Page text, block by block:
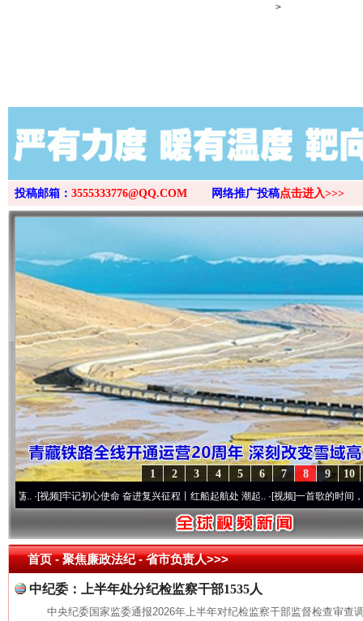
>
投稿邮箱： 3555333776@QQ.COM 网络推广投稿点击进入>>>
10
9
8
7
6
5
4
3
2
1
·[视频] 牢记初心使命 奋进复兴征程丨红船起航处 潮起.. ·[视频] 一首歌的时间，读懂
首页- 聚焦廉政法纪 -省市负责人>>>
中纪委：上半年处分纪检监察干部1535人
中央纪委国家监委通报2026年上半年对纪检监察干部监督检查审
网上购药对药下症？